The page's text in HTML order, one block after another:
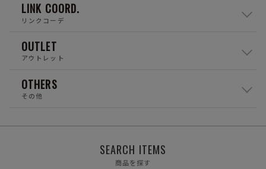
LINK COORD.
リンクコーデ
OUTLET
アウトレット
OTHERS
その他
SEARCH ITEMS
商品を探す